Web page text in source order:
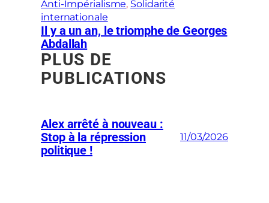
Anti-Impérialisme, Solidarité
internationale
Il y a un an, le triomphe de Georges
Abdallah
PLUS DE
PUBLICATIONS
Alex arrêté à nouveau :
Stop à la répression
politique !
11/03/2026